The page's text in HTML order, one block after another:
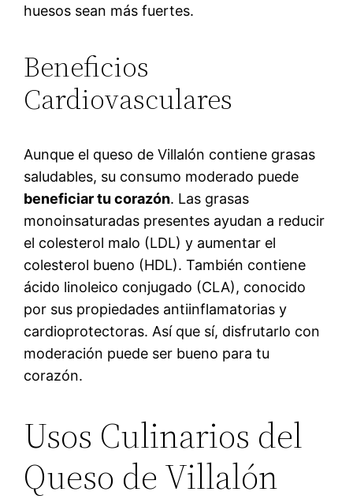
huesos sean más fuertes.
Beneficios
Cardiovasculares
Aunque el queso de Villalón contiene grasas
saludables, su consumo moderado puede
beneficiar tu corazón. Las grasas
monoinsaturadas presentes ayudan a reducir
el colesterol malo (LDL) y aumentar el
colesterol bueno (HDL). También contiene
ácido linoleico conjugado (CLA), conocido
por sus propiedades antiinflamatorias y
cardioprotectoras. Así que sí, disfrutarlo con
moderación puede ser bueno para tu
corazón.
Usos Culinarios del
Queso de Villalón